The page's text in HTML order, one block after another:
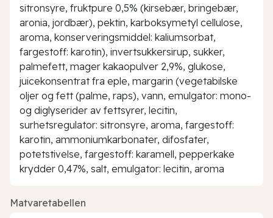
sitronsyre, fruktpure 0,5% (kirsebær, bringebær,
aronia, jordbær), pektin, karboksymetyl cellulose,
aroma, konserveringsmiddel: kaliumsorbat,
fargestoff: karotin), invertsukkersirup, sukker,
palmefett, mager kakaopulver 2,9%, glukose,
juicekonsentrat fra eple, margarin (vegetabilske
oljer og fett (palme, raps), vann, emulgator: mono-
og diglyserider av fettsyrer, lecitin,
surhetsregulator: sitronsyre, aroma, fargestoff:
karotin, ammoniumkarbonater, difosfater,
potetstivelse, fargestoff: karamell, pepperkake
krydder 0,47%, salt, emulgator: lecitin, aroma
Matvaretabellen